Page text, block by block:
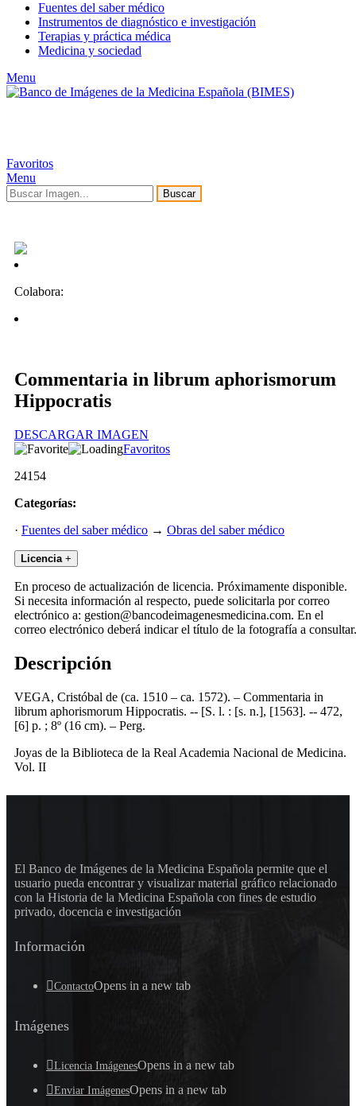
Fuentes del saber médico
Instrumentos de diagnóstico e investigación
Terapias y práctica médica
Medicina y sociedad
Menu
Favoritos
Menu
Buscar
Colabora:
Commentaria in librum aphorismorum
Hippocratis
DESCARGAR IMAGEN
Favoritos
24154
Categorías:
· Fuentes del saber médico → Obras del saber médico
Licencia +
En proceso de actualización de licencia. Próximamente disponible.
Si necesita información al respecto, puede solicitarla por correo
electrónico a: gestion@bancodeimagenesmedicina.com. En el
correo electrónico deberá indicar el título de la fotografía a consultar.
Descripción
VEGA, Cristóbal de (ca. 1510 – ca. 1572). – Commentaria in
librum aphorismorum Hippocratis. -- [S. l. : [s. n.], [1563]. -- 472,
[6] p. ; 8º (16 cm). – Perg.
Joyas de la Biblioteca de la Real Academia Nacional de Medicina.
Vol. II
El Banco de Imágenes de la Medicina Española permite que el
usuario pueda encontrar y visualizar material gráfico relacionado
con la Historia de la Medicina Española con fines de estudio
privado, docencia e investigación
Información
ContactoOpens in a new tab
Imágenes
Licencia ImágenesOpens in a new tab
Enviar ImágenesOpens in a new tab